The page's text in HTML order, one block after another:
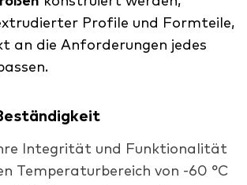
Profile und Formteile,
an die Anforderungen jedes
Integrität und Funktionalität
Temperaturbereich von -60 °C